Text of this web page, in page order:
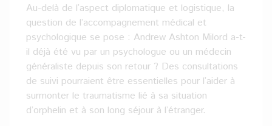
Au-delà de l’aspect diplomatique et logistique, la
question de l’accompagnement médical et
psychologique se pose : Andrew Ashton Milord a-t-
il déjà été vu par un psychologue ou un médecin
généraliste depuis son retour ? Des consultations
de suivi pourraient être essentielles pour l’aider à
surmonter le traumatisme lié à sa situation
d’orphelin et à son long séjour à l’étranger.